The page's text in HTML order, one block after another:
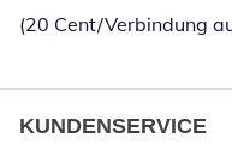
(20 Cent/Verbindung
KUNDENSERVICE